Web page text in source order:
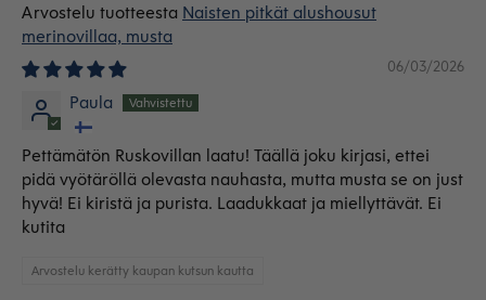
Naisten pitkät alushousut
merinovillaa, musta
06/03/2026
Paula
Pettämätön Ruskovillan laatu! Täällä joku kirjasi, ettei
pidä vyötäröllä olevasta nauhasta, mutta musta se on just
hyvä! Ei kiristä ja purista. Laadukkaat ja miellyttävät. Ei
kutita
Arvostelu kerätty kaupan kutsun kautta